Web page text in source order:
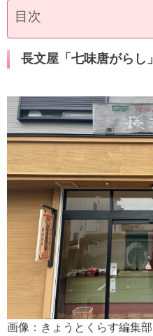
目次
長文屋「七味唐がらし」
画像：きょうとくらす編集部